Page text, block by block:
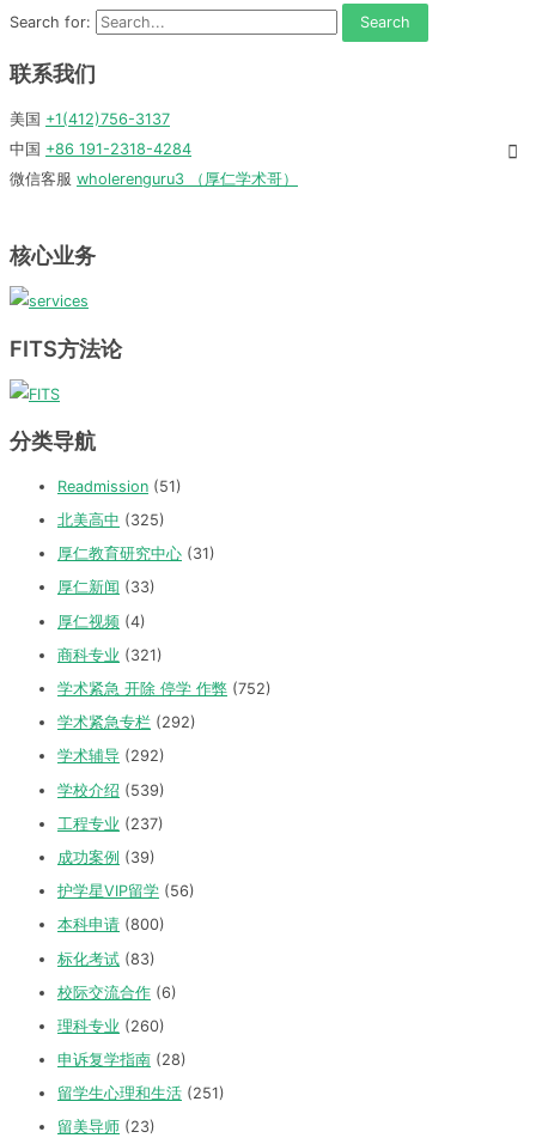
Search for:
联系我们
美国 +1(412)756-3137
中国 +86 191-2318-4284
微信客服 wholerenguru3 （厚仁学术哥）
核心业务
FITS方法论
分类导航
Readmission (51)
北美高中 (325)
厚仁教育研究中心 (31)
厚仁新闻 (33)
厚仁视频 (4)
商科专业 (321)
学术紧急 开除 停学 作弊 (752)
学术紧急专栏 (292)
学术辅导 (292)
学校介绍 (539)
工程专业 (237)
成功案例 (39)
护学星VIP留学 (56)
本科申请 (800)
标化考试 (83)
校际交流合作 (6)
理科专业 (260)
申诉复学指南 (28)
留学生心理和生活 (251)
留美导师 (23)